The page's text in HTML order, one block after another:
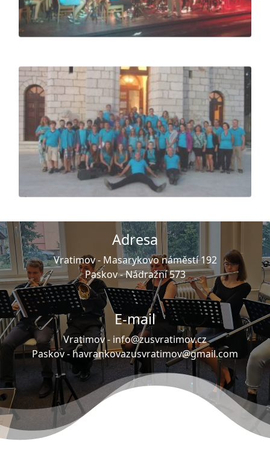
Adresa
Vratimov - Masarykovo náměstí 192
Paskov -Nádražní 573
E-mail
Vratimov - info@zusvratimov.cz
Paskov -havrankovazusvratimov@gmail.com